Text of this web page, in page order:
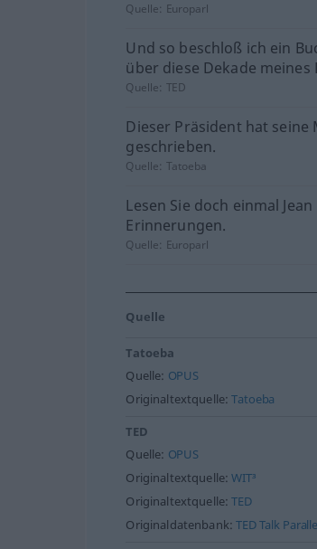
Quelle: Europarl
Und so beschloß ich ein
über diese Dekade meines
Quelle: TED
Dieser Präsident hat seine
geschrieben.
Quelle: Tatoeba
Lesen Sie doch einmal
Erinnerungen.
Quelle: Europarl
Quelle
Tatoeba
Quelle: OPUS
Originaltextquelle:Tatoeba
TED
Quelle: OPUS
Originaltextquelle:WIT³
Originaltextquelle:TED
Originaldatenbank:TED Talk